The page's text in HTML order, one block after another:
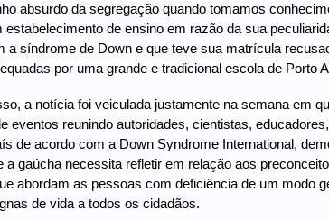
absurdo da segregação quando tomamos
estabelecimento de ensino em razão da sua
a síndrome de Down e que teve sua matrícula
por uma grande e tradicional escola de Porto
a notícia foi veiculada justamente na semana em
eventos reunindo autoridades, cientistas,
de acordo com a Down Syndrome International,
a gaúcha necessita refletir em relação aos
abordam as pessoas com deficiência de um modo
de vida a todos os cidadãos.